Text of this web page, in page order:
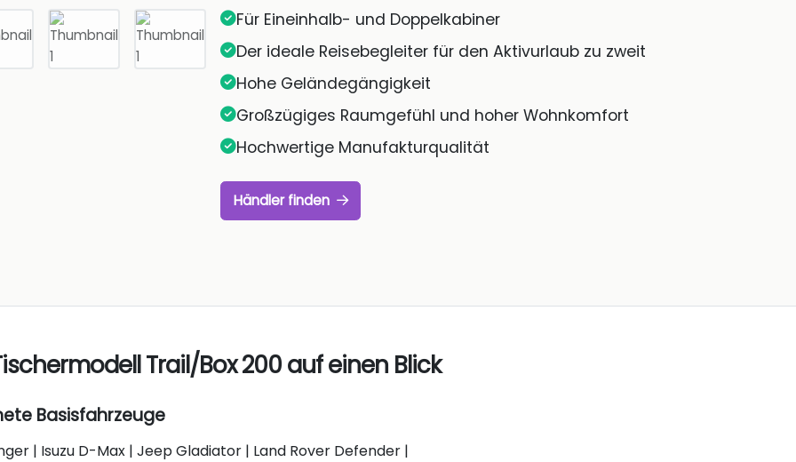
Für Eineinhalb- und Doppelkabiner
Der ideale Reisebegleiter für den Aktivurlaub zu zweit
Hohe Geländegängigkeit
Großzügiges Raumgefühl und hoher Wohnkomfort
Hochwertige Manufakturqualität
Händler finden
Trail/Box 200 auf einen Blick
Basisfahrzeuge
| Isuzu D-Max | Jeep Gladiator | Land Rover Defender |